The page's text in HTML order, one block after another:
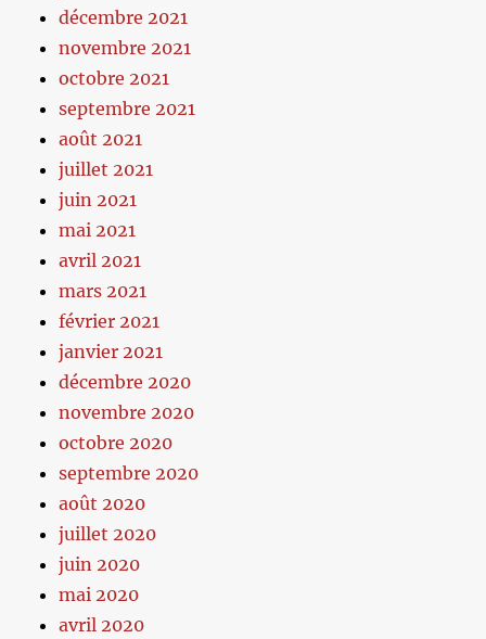
décembre 2021
novembre 2021
octobre 2021
septembre 2021
août 2021
juillet 2021
juin 2021
mai 2021
avril 2021
mars 2021
février 2021
janvier 2021
décembre 2020
novembre 2020
octobre 2020
septembre 2020
août 2020
juillet 2020
juin 2020
mai 2020
avril 2020